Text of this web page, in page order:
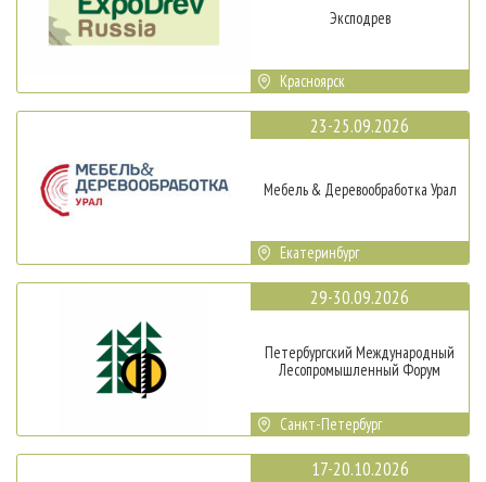
Эксподрев
Красноярск
23-25.09.2026
Мебель & Деревообработка Урал
Екатеринбург
29-30.09.2026
Петербургский Международный
Лесопромышленный Форум
Санкт-Петербург
17-20.10.2026